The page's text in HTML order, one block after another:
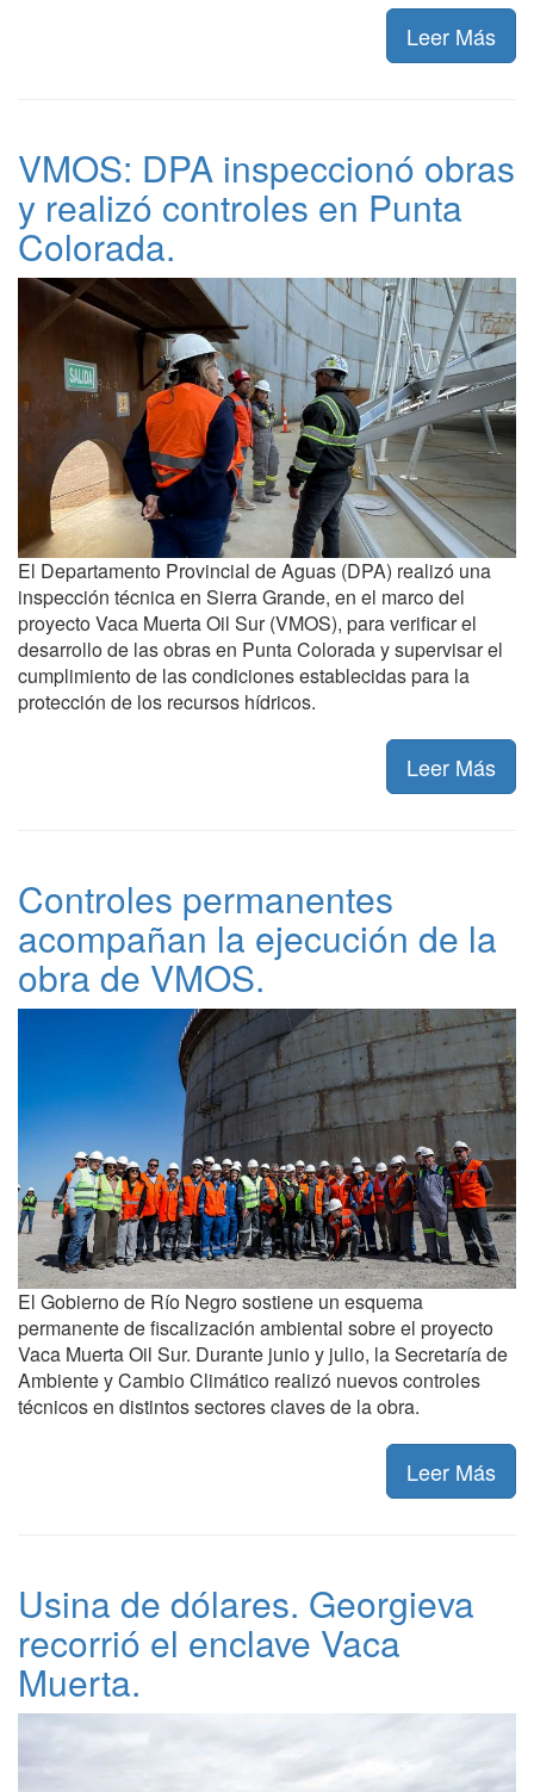
Leer Más
VMOS: DPA inspeccionó obras
y realizó controles en Punta
Colorada.
El Departamento Provincial de Aguas (DPA) realizó una
inspección técnica en Sierra Grande, en el marco del
proyecto Vaca Muerta Oil Sur (VMOS), para verificar el
desarrollo de las obras en Punta Colorada y supervisar el
cumplimiento de las condiciones establecidas para la
protección de los recursos hídricos.
Leer Más
Controles permanentes
acompañan la ejecución de la
obra de VMOS.
El Gobierno de Río Negro sostiene un esquema
permanente de fiscalización ambiental sobre el proyecto
Vaca Muerta Oil Sur. Durante junio y julio, la Secretaría de
Ambiente y Cambio Climático realizó nuevos controles
técnicos en distintos sectores claves de la obra.
Leer Más
Usina de dólares. Georgieva
recorrió el enclave Vaca
Muerta.